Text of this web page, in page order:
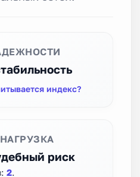
индекс?
риск
2